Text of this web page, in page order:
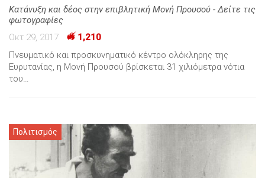
Κατάνυξη και δέος στην επιβλητική Μονή Προυσού - Δείτε τις
φωτογραφίες
Οκτ 29, 2017
1,210
Πνευματικό και προσκυνηματικό κέντρο ολόκληρης της
Ευρυτανίας, η Μονή Προυσού βρίσκεται 31 χιλιόμετρα νότια
του…
Πολιτισμός